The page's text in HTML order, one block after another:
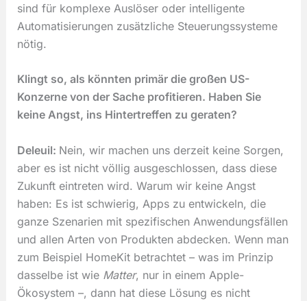
sind für komplexe Auslöser oder intelligente
Automatisierungen zusätzliche Steuerungssysteme
nötig.
Klingt so, als könnten primär die großen US-
Konzerne von der Sache profitieren. Haben Sie
keine Angst, ins Hintertreffen zu geraten?
Deleuil: Nein, wir machen uns derzeit keine Sorgen,
aber es ist nicht völlig ausgeschlossen, dass diese
Zukunft eintreten wird. Warum wir keine Angst
haben: Es ist schwierig, Apps zu entwickeln, die
ganze Szenarien mit spezifischen Anwendungsfällen
und allen Arten von Produkten abdecken. Wenn man
zum Beispiel HomeKit betrachtet – was im Prinzip
dasselbe ist wie Matter, nur in einem Apple-
Ökosystem –, dann hat diese Lösung es nicht